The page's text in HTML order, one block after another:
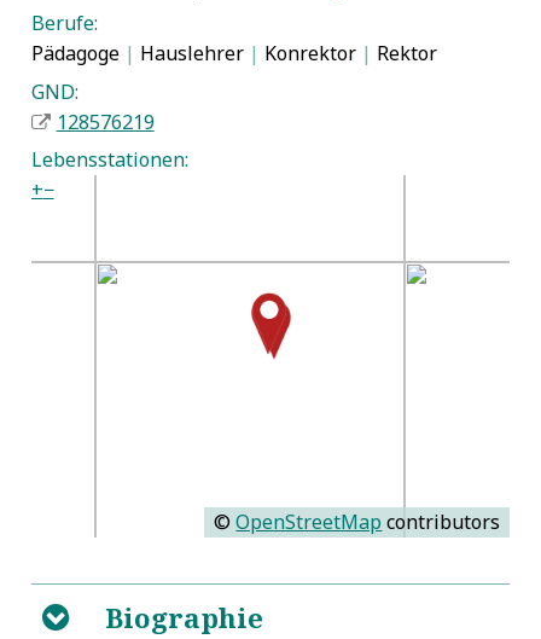
Berufe:
Pädagoge | Hauslehrer | Konrektor | Rektor
GND:
128576219
Lebensstationen:
+−
©OpenStreetMap contributors
B Biographie